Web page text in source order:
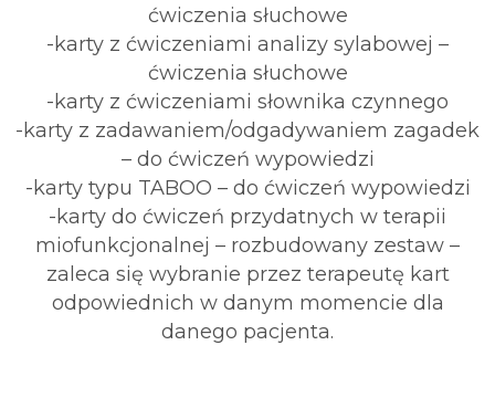
ćwiczenia słuchowe
-karty z ćwiczeniami analizy sylabowej –
ćwiczenia słuchowe
-karty z ćwiczeniami słownika czynnego
-karty z zadawaniem/odgadywaniem zagadek
– do ćwiczeń wypowiedzi
-karty typu TABOO – do ćwiczeń wypowiedzi
-karty do ćwiczeń przydatnych w terapii
miofunkcjonalnej – rozbudowany zestaw –
zaleca się wybranie przez terapeutę kart
odpowiednich w danym momencie dla
danego pacjenta.